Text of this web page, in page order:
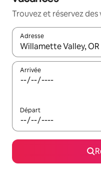
Trouvez et réservez
Adresse
Lorsque les résultats
Arrivée
Départ